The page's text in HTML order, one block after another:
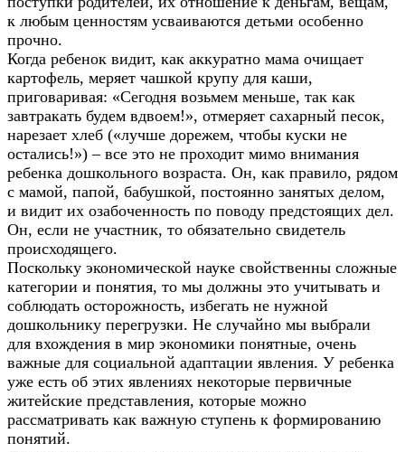
к любым ценностям усваиваются детьми особенно
прочно.
Когда ребенок видит, как аккуратно мама очищает
картофель, меряет чашкой крупу для каши,
приговаривая: «Сегодня возьмем меньше, так как
завтракать будем вдвоем!», отмеряет сахарный песок,
нарезает хлеб («лучше дорежем, чтобы куски не
остались!») – все это не проходит мимо внимания
ребенка дошкольного возраста. Он, как правило, рядом
с мамой, папой, бабушкой, постоянно занятых делом,
и видит их озабоченность по поводу предстоящих дел.
Он, если не участник, то обязательно свидетель
происходящего.
Поскольку экономической науке свойственны сложные
категории и понятия, то мы должны это учитывать и
соблюдать осторожность, избегать не нужной
дошкольнику перегрузки. Не случайно мы выбрали
для вхождения в мир экономики понятные, очень
важные для социальной адаптации явления. У ребенка
уже есть об этих явлениях некоторые первичные
житейские представления, которые можно
рассматривать как важную ступень к формированию
понятий.